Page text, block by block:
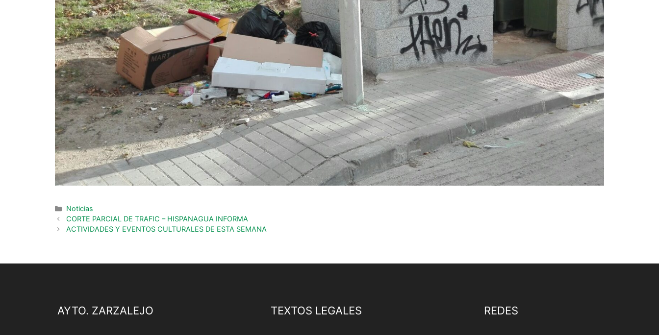
Noticias
CORTE PARCIAL DE TRAFIC – HISPANAGUA INFORMA
ACTIVIDADES Y EVENTOS CULTURALES DE ESTA SEMANA
AYTO. ZARZALEJO TEXTOS LEGALES REDES